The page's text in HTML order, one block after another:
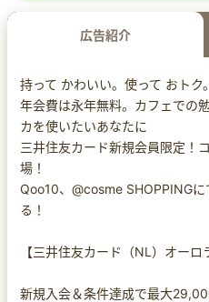
広告紹介
持って かわいい。使って おトク。
年会費は永年無料。カフェでの
カを使いたいあなたに
三井住友カード新規会員限定！
場！
Qoo10、@cosme SHOPPING
る！
【三井住友カード（NL）オーロ
新規入会＆条件達成で最大